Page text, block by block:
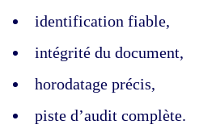
identification fiable,
intégrité du document,
horodatage précis,
piste d’audit complète.